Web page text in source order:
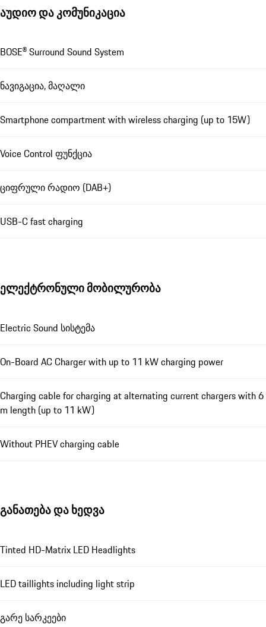
აუდიო და კომუნიკაცია
BOSE® Surround Sound System
ნავიგაცია, მაღალი
Smartphone compartment with wireless charging (up to 15W)
Voice Control ფუნქცია
ციფრული რადიო (DAB+)
USB-C fast charging
ელექტრონული მობილურობა
Electric Sound სისტემა
On-Board AC Charger with up to 11 kW charging power
Charging cable for charging at alternating current chargers with 6
m length (up to 11 kW)
Without PHEV charging cable
განათება და ხედვა
Tinted HD-Matrix LED Headlights
LED taillights including light strip
გარე სარკეები